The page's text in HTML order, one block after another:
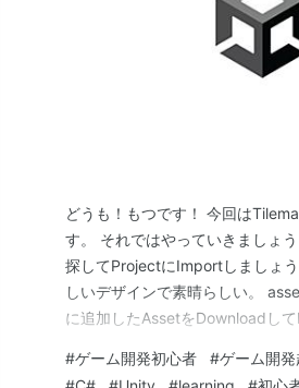
どうも！もつです！ 今回は
す。 それではやっていきましょ
探してProjectにImportしましょ
しいデザインで素晴らしい。
に追加したAssetをDownloadし
#ゲーム開発初心者 #ゲーム開